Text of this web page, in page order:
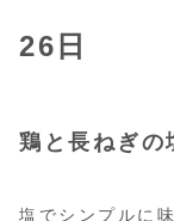
26日
鶏と長ねぎの
塩でシンプルに